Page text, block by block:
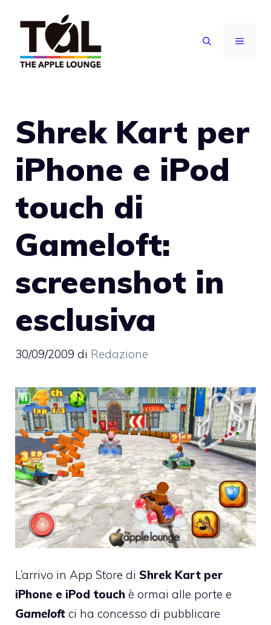
contenuto
MENU
Shrek Kart per
iPhone e iPod
touch di
Gameloft:
screenshot in
esclusiva
30/09/2009 di Redazione
L’arrivo in App Store di Shrek Kart per
iPhone e iPod touch è ormai alle porte e
Gameloft ci ha concesso di pubblicare